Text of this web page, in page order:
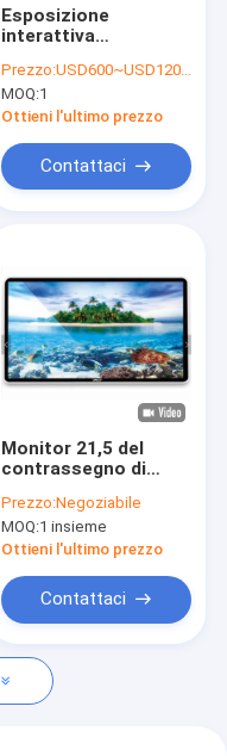
Esposizione
interattiva
dell'affissione a
cristalli liquidi del
contrassegno di
che sta il chiosco
della rete 4G
Prezzo:USD600~USD1200/pc
MOQ:1
Ottieni l'ultimo prezzo
Contattaci
Monitor 21,5 del
contrassegno di
piano del Super Slim
macchina di plastica
di pubblicità LCD di
di tocco 23,8 27
32Inch
Prezzo:Negoziabile
MOQ:1 insieme
Ottieni l'ultimo prezzo
Contattaci